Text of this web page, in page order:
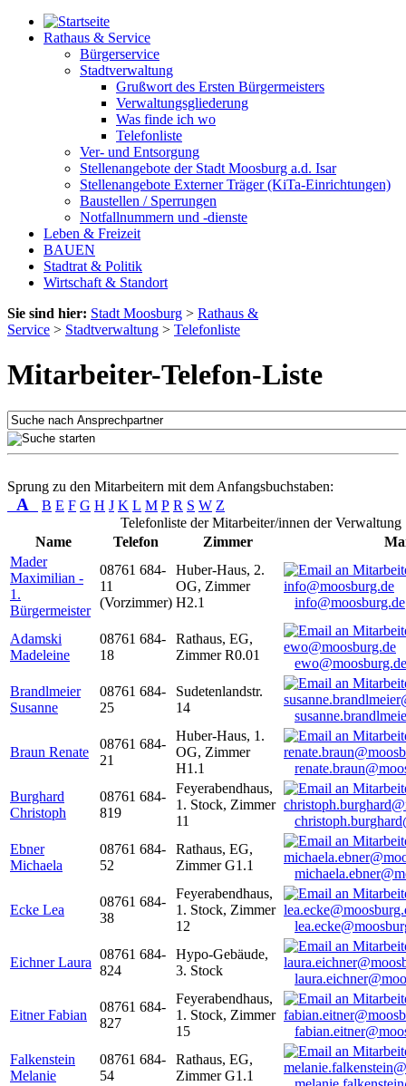
Rathaus & Service
Bürgerservice
Stadtverwaltung
Grußwort des Ersten Bürgermeisters
Verwaltungsgliederung
Was finde ich wo
Telefonliste
Ver- und Entsorgung
Stellenangebote der Stadt Moosburg a.d. Isar
Stellenangebote Externer Träger (KiTa-Einrichtungen)
Baustellen / Sperrungen
Notfallnummern und -dienste
Leben & Freizeit
BAUEN
Stadtrat & Politik
Wirtschaft & Standort
Sie sind hier: Stadt Moosburg > Rathaus &
Service > Stadtverwaltung > Telefonliste
Mitarbeiter-Telefon-Liste
Sprung zu den Mitarbeitern mit dem Anfangsbuchstaben:
A B E F G H J K L M P R S W Z
Telefonliste der Mitarbeiter/innen der Verwaltung
Name
Telefon Zimmer
Mader
Maximilian -
1.
Bürgermeister
08761 684-
11
(Vorzimmer)
Huber-Haus, 2.
OG, Zimmer
H2.1
info@moosburg.de
Adamski
Madeleine
08761 684-
18
Rathaus, EG,
Zimmer R0.01
ewo@moosburg.de
Brandlmeier
Susanne
08761 684-
25
Sudetenlandstr.
14
Braun Renate
08761 684-
21
Huber-Haus, 1.
OG, Zimmer
H1.1
Burghard
Christoph
08761 684-
819
Feyerabendhaus,
1. Stock, Zimmer
11
Ebner
Michaela
08761 684-
52
Rathaus, EG,
Zimmer G1.1
Ecke Lea
08761 684-
38
Feyerabendhaus,
1. Stock, Zimmer
12
Eichner Laura
08761 684-
824
Hypo-Gebäude,
3. Stock
Eitner Fabian
08761 684-
827
Feyerabendhaus,
1. Stock, Zimmer
15
Falkenstein
Melanie
08761 684-
54
Rathaus, EG,
Zimmer G1.1